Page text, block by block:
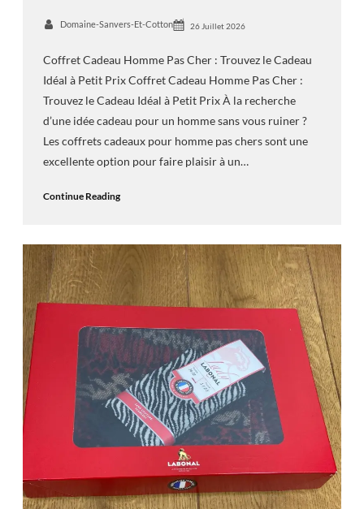
Domaine-Sanvers-Et-Cotton 26 Juillet 2026
Coffret Cadeau Homme Pas Cher : Trouvez le Cadeau
Idéal à Petit Prix Coffret Cadeau Homme Pas Cher :
Trouvez le Cadeau Idéal à Petit Prix À la recherche
d’une idée cadeau pour un homme sans vous ruiner ?
Les coffrets cadeaux pour homme pas chers sont une
excellente option pour faire plaisir à un…
Continue Reading